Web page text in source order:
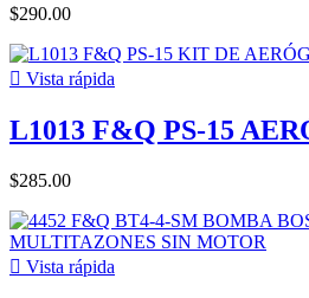
$290.00
 Vista rápida
L1013 F&Q PS-15
$285.00
 Vista rápida